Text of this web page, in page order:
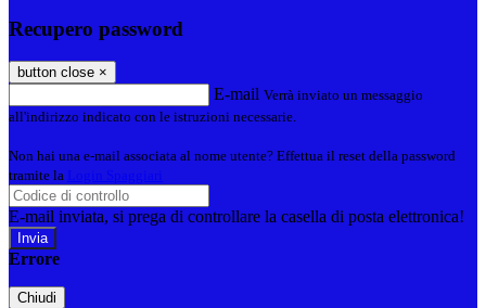
Recupero password
button close ×
E-mail Verrà inviato un messaggio
all'indirizzo indicato con le istruzioni necessarie.
Non hai una e-mail associata al nome utente? Effettua il reset della password
tramite la
E-mail inviata, si prega di controllare la casella di posta elettronica!
Errore
Chiudi